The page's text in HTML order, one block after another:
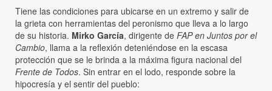
Tiene las condiciones para ubicarse en un extremo y salir de
la grieta con herramientas del peronismo que lleva a lo largo
de su historia. Mirko García, dirigente de FAP en Juntos por el
Cambio, llama a la reflexión deteniéndose en la escasa
protección que se le brinda a la máxima figura nacional del
Frente de Todos. Sin entrar en el lodo, responde sobre la
hipocresía y el sentir del pueblo: